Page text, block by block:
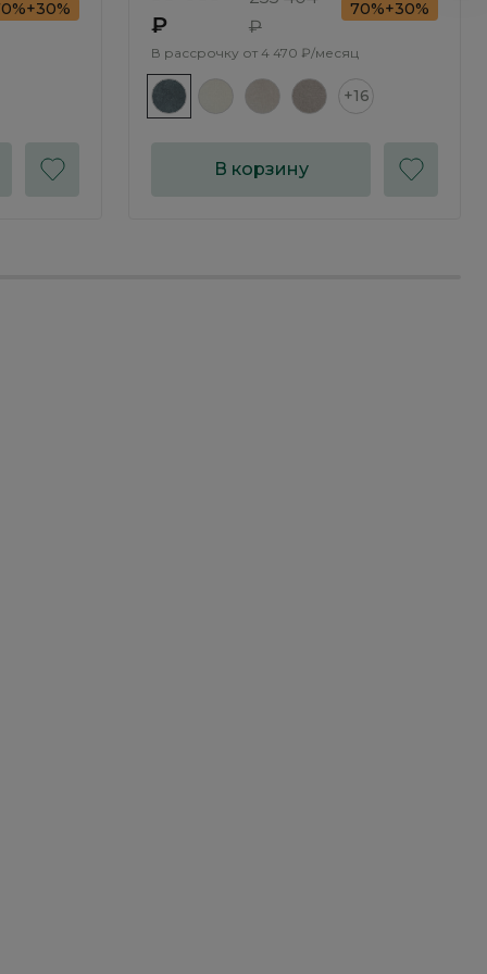
₽
₽
70%+30%
В рассрочку от 4 470 ₽/месяц
+16
В корзину